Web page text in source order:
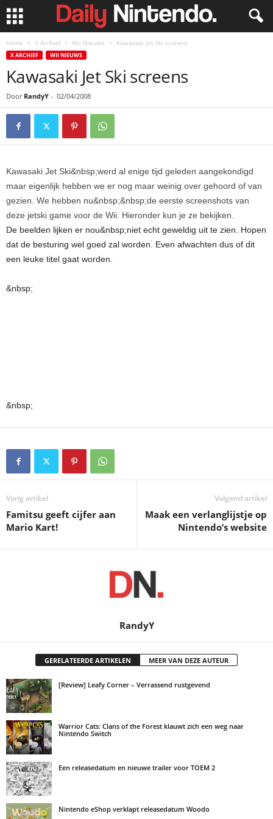
Home X Archief Wii Nieuws Kawasaki Jet Ski screens
X ARCHIEF WII NIEUWS
Kawasaki Jet Ski screens
Door RandyY - 02/04/2008
Kawasaki Jet Ski&nbsp;werd al enige tijd geleden aangekondigd
maar eigenlijk hebben we er nog maar weinig over gehoord of van
gezien. We hebben nu&nbsp;&nbsp;de eerste screenshots van
deze jetski game voor de Wii. Hieronder kun je ze bekijken.
De beelden lijken er nou&nbsp;niet echt geweldig uit te zien. Hopen
dat de besturing wel goed zal worden. Even afwachten dus of dit
een leuke titel gaat worden.
&nbsp;
&nbsp;
Vorig artikel
Famitsu geeft cijfer aan
Mario Kart!
Volgend artikel
Maak een verlanglijstje op
Nintendo’s website
RandyY
GERELATEERDE ARTIKELEN MEER VAN DEZE AUTEUR
[Review] Leafy Corner – Verrassend rustgevend
Warrior Cats: Clans of the Forest klauwt zich een weg naar
Nintendo Switch
Een releasedatum en nieuwe trailer voor TOEM 2
Nintendo eShop verklapt releasedatum Woodo